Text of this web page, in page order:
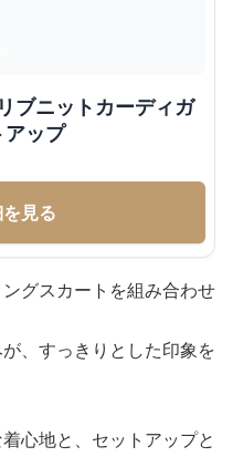
ブニットカーディガ
ップ
見る
グスカートを組み合わせ
、すっきりとした印象を
心地と、セットアップと